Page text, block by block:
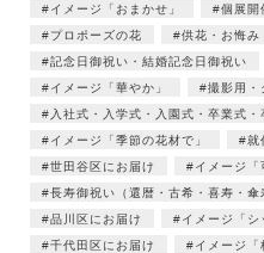
イメージ「おまかせ」
個展開
プロポーズの花
供花・お悔み
記念日御祝い・結婚記念日御祝い
イメージ「華やか」
撮影用・
入社式・入学式・入園式・卒業式・
イメージ「季節の花材で」
就
世田谷区にお届け
イメージ「
長寿御祝い（還暦・古希・喜寿・傘
品川区にお届け
イメージ「シ
千代田区にお届け
イメージ「